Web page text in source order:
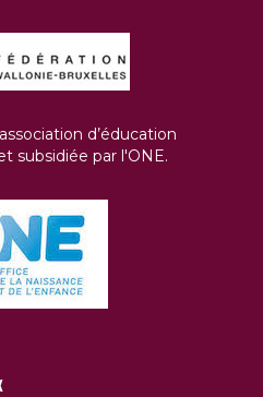
d’éducation
subsidiée par l'ONE.